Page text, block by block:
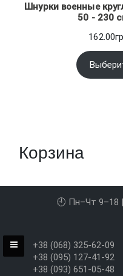
Шнурки военные
50 - 230
162.00
Корзина
🕘 Пн–Чт 9–18
+38 (068) 325-62-09
+38 (095) 127-41-92
+38 (093) 651-05-48